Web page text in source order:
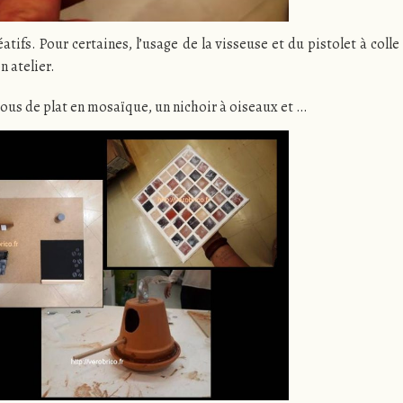
Pour certaines, l’usage de la visseuse et du pistolet à
atelier.
de plat en mosaïque, un nichoir à oiseaux et …